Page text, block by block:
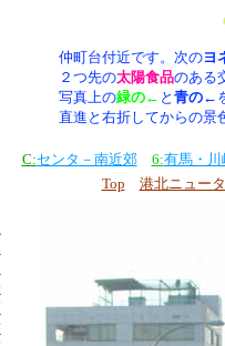
仲町台付近です。次のヨ
２つ先の太陽食品のある
写真上の緑の← と 青の←
直進と右折してからの景
C:センタ－南近郊 6:有馬・川
Top
港北ニュー